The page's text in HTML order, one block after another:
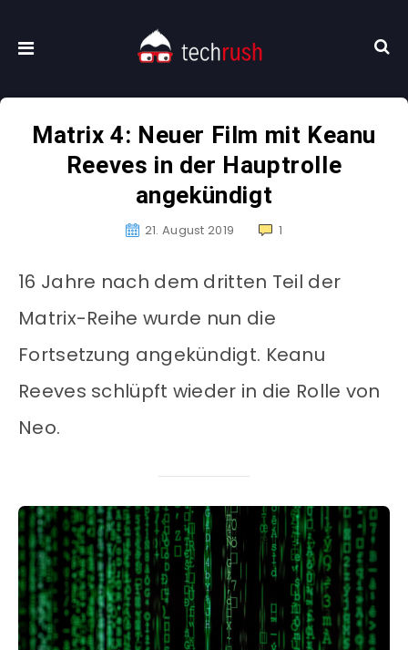
Matrix 4: Neuer Film mit Keanu
Reeves in der Hauptrolle
angekündigt
21. August 2019 1
16 Jahre nach dem dritten Teil der
Matrix-Reihe wurde nun die
Fortsetzung angekündigt. Keanu
Reeves schlüpft wieder in die Rolle von
Neo.